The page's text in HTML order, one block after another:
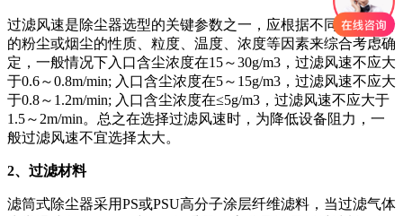
过滤风速是除尘器选型的关键参数之一，应根据不同应用场合
的粉尘或烟尘的性质、粒度、温度、浓度等因素来综合考虑确
定，一般情况下入口含尘浓度在15～30g/m3，过滤风速不应大
于0.6～0.8m/min; 入口含尘浓度在5～15g/m3，过滤风速不应大
于0.8～1.2m/min; 入口含尘浓度在≤5g/m3，过滤风速不应大于
1.5～2m/min。总之在选择过滤风速时，为降低设备阻力，一
般过滤风速不宜选择太大。
2、过滤材料
滤筒式除尘器采用PS或PSU高分子涂层纤维滤料，当过滤气体